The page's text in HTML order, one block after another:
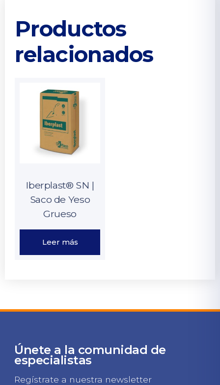
Productos
relacionados
Iberplast® SN |
Saco de Yeso
Grueso
Leer más
Únete a la comunidad de
especialistas
Regístrate a nuestra newsletter